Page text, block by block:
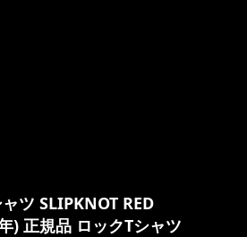
ツ SLIPKNOT RED
) 正規品 ロックTシャツ